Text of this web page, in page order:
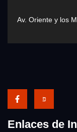
Av. Oriente y los
Enlaces de